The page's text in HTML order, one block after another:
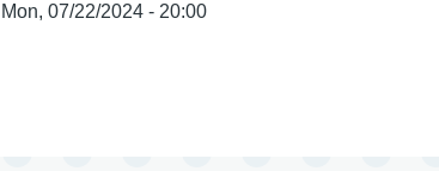
Mon, 07/22/2024 - 20:00